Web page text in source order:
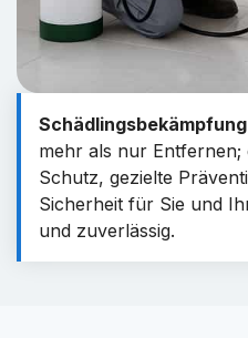
Schädlingsbekämpfung
mehr als nur Entfernen;
Schutz, gezielte
Sicherheit für Sie und
und zuverlässig.